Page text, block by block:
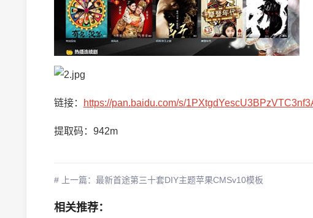
链接： https://pan.baidu.com/s/
提取码：942m
# 上一篇：最新首途第三十套DIY主题苹果CMSv10模板
相关推荐：